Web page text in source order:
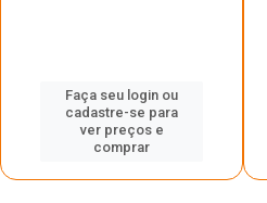
Faça seu login ou
cadastre-se para
ver preços e
comprar